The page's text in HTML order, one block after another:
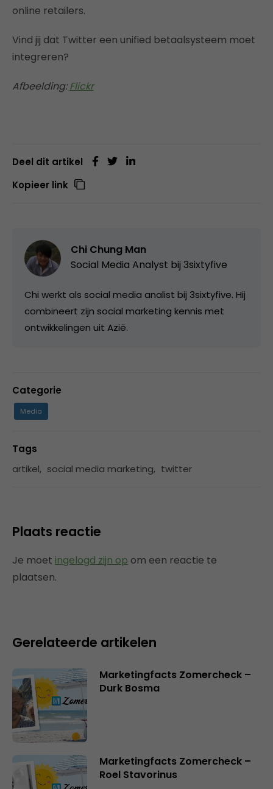
online retailers.
Vind jij dat Twitter een unified betaalsysteem moet
integreren?
Afbeelding:Flickr
Deel dit artikel
Kopieer link
Chi Chung Man
Social Media Analyst bij 3sixtyfive
Chi werkt als social media analist bij 3sixtyfive. Hij
combineert zijn social marketing kennis met
ontwikkelingen uit Azië.
Categorie
Media
Tags
artikel, social media marketing, twitter
Plaats reactie
Je moet ingelogd zijn op om een reactie te
plaatsen.
Gerelateerde artikelen
Marketingfacts Zomercheck –
Durk Bosma
Marketingfacts Zomercheck –
Roel Stavorinus